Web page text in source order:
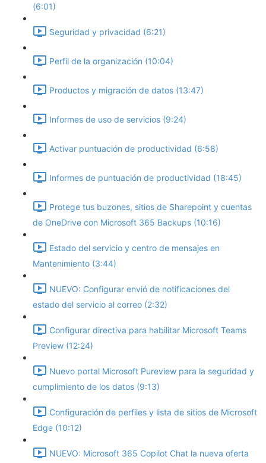
(6:01)
Seguridad y privacidad (6:21)
Perfil de la organización (10:04)
Productos y migración de datos (13:47)
Informes de uso de servicios (9:24)
Activar puntuación de productividad (6:58)
Informes de puntuación de productividad (18:45)
Protege tus buzones, sitios de Sharepoint y cuentas
de OneDrive con Microsoft 365 Backups (10:16)
Estado del servicio y centro de mensajes en
Mantenimiento (3:44)
NUEVO: Configurar envió de notificaciones del
estado del servicio al correo (2:32)
Configurar directiva para habilitar Microsoft Teams
Preview (12:24)
Nuevo portal Microsoft Pureview para la seguridad y
cumplimiento de los datos (9:13)
Configuración de perfiles y lista de sitios de Microsoft
Edge (10:12)
NUEVO: Microsoft 365 Copilot Chat la nueva oferta